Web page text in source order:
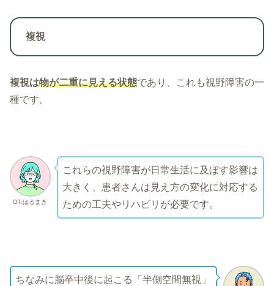
複視
複視は物が二重に見える状態であり、これも視野障害の一
種です。
OT:はるまき
これらの視野障害が日常生活に及ぼす影響は
大きく、患者さんは見え方の変化に対応する
ための工夫やリハビリが必要です。
ちなみに脳卒中後に起こる「半側空間無視」